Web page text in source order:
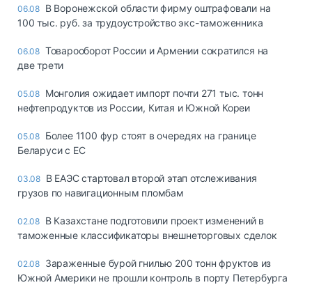
06.08 В Воронежской области фирму оштрафовали на
100 тыс. руб. за трудоустройство экс-таможенника
06.08 Товарооборот России и Армении сократился на
две трети
05.08 Монголия ожидает импорт почти 271 тыс. тонн
нефтепродуктов из России, Китая и Южной Кореи
05.08 Более 1100 фур стоят в очередях на границе
Беларуси с ЕС
03.08 В ЕАЭС стартовал второй этап отслеживания
грузов по навигационным пломбам
02.08 В Казахстане подготовили проект изменений в
таможенные классификаторы внешнеторговых сделок
02.08 Зараженные бурой гнилью 200 тонн фруктов из
Южной Америки не прошли контроль в порту Петербурга